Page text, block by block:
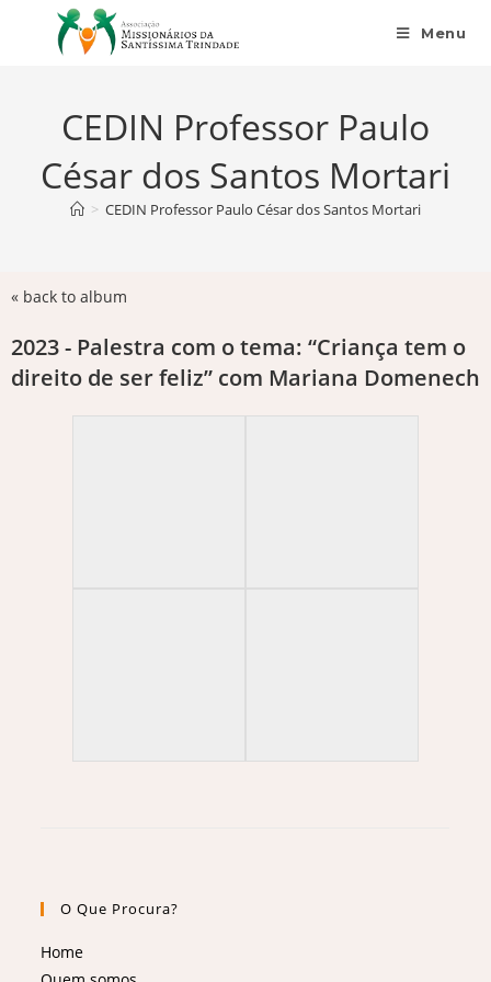
Menu
CEDIN Professor Paulo
César dos Santos Mortari
> CEDIN Professor Paulo César dos Santos Mortari
« back to album
2023 - Palestra com o tema: “Criança tem o
direito de ser feliz” com Mariana Domenech
O Que Procura?
Home